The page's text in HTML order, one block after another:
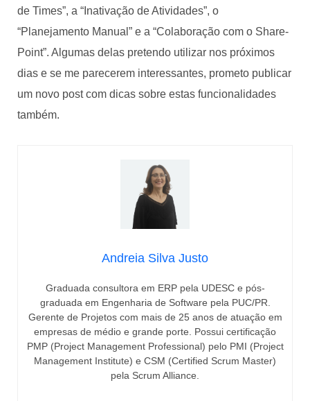
de Times”, a “Inativação de Atividades”, o
“Planejamento Manual” e a “Colaboração com o Share-
Point”. Algumas delas pretendo utilizar nos próximos
dias e se me parecerem interessantes, prometo publicar
um novo post com dicas sobre estas funcionalidades
também.
Andreia Silva Justo
Graduada consultora em ERP pela UDESC e pós-
graduada em Engenharia de Software pela PUC/PR.
Gerente de Projetos com mais de 25 anos de atuação em
empresas de médio e grande porte. Possui certificação
PMP (Project Management Professional) pelo PMI (Project
Management Institute) e CSM (Certified Scrum Master)
pela Scrum Alliance.